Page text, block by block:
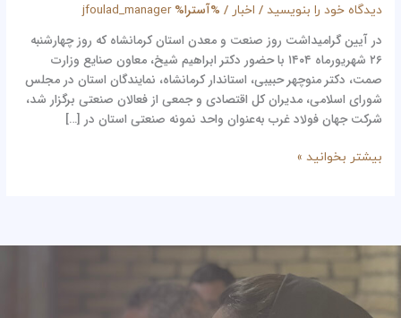
دیدگاه‌ خود را بنویسید / اخبار / %آسترا% jfoulad_manager
در آیین گرامیداشت روز صنعت و معدن استان کرمانشاه که روز چهارشنبه
۲۶ شهریورماه ۱۴۰۴ با حضور دکتر ابراهیم شیخ، معاون صنایع وزارت
صمت، دکتر منوچهر حبیبی، استاندار کرمانشاه، نمایندگان استان در مجلس
شورای اسلامی، مدیران کل اقتصادی و جمعی از فعالان صنعتی برگزار شد،
شرکت جهان فولاد غرب به‌عنوان واحد نمونه صنعتی استان در […]
بیشتر بخوانید »